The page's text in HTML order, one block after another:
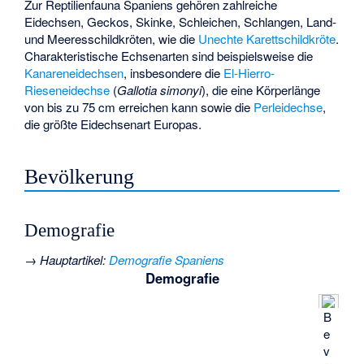
Zur Reptilienfauna Spaniens gehören zahlreiche
Eidechsen, Geckos, Skinke, Schleichen, Schlangen, Land-
und Meeresschildkröten, wie die Unechte Karettschildkröte.
Charakteristische Echsenarten sind beispielsweise die
Kanareneidechsen, insbesondere die El-Hierro-
Rieseneidechse (Gallotia simonyi), die eine Körperlänge
von bis zu 75 cm erreichen kann sowie die Perleidechse,
die größte Eidechsenart Europas.
Bevölkerung
Demografie
→Hauptartikel:Demografie Spaniens
Demografie
B
e
v